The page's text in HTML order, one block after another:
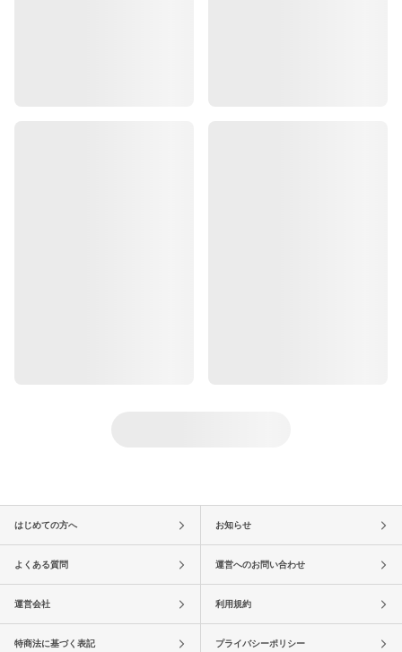
はじめての方へ お知らせ
よくある質問 運営へのお問い合わせ
運営会社 利用規約
特商法に基づく表記 プライバシーポリシー